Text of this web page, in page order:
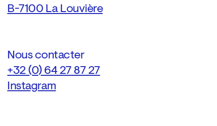
B-7100 La Louvière
Nous contacter
+32 (0) 64 27 87 27
Instagram